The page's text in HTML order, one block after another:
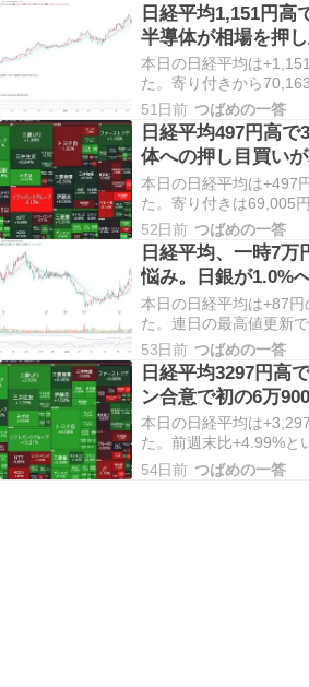
日経平均1,151円高
半導体が相場を押
本日の日経平均は
た。寄り付きから
も騰勢を強めて、終値
に乗せました。6日続
TOPIXも+54ポイント
更新しています。 AI半
51日前 つばめの一答
日経平均497円高
体への押し目買い
本日の日経平均は+497
た。寄り付きは69,005
の後は騰勢を強め、ザ
乗せる場面もありまし
高値更新で、TOPIXも
トと最高値圏を維持し
52日前 つばめの一答
日経平均、一時7万
悩み。日銀が1.0%
本日の日経平均は+87
た。連日の最高値更新
わずか+0.13%にとどま
時7万円を超え、上げ幅
りましたが、目標達成
速に伸び悩んで引けま
53日前 つばめの一答
日経平均3297円高
ン合意で初の6万
2位
本日の日経平均は
た。前週末比+4.99%と
て6万9000円台に乗せ、
ます。上げ幅は歴代2
54日前 つばめの一答